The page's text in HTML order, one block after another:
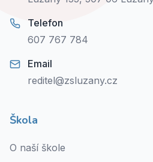
Telefon
607 767 784
Email
reditel@zsluzany.cz
Škola
O naší škole